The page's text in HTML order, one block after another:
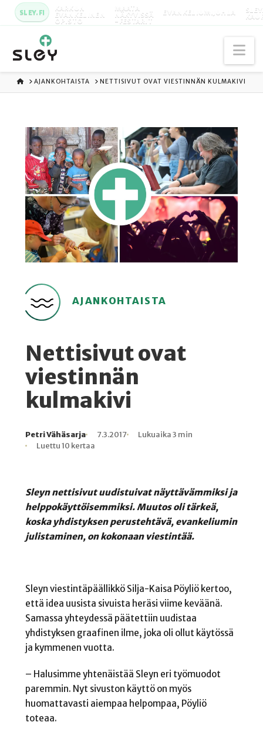
SLEY.FI KARKUN
EVANKELINEN
OPISTO
MAATA
NÄKYVISSÄ
-FESTARIT
EVANKELIUMIJUHLA
ETUSIVU
AJANKOHTAISTA NETTISIVUT OVAT VIESTINNÄN KULMAKIVI
AJANKOHTAISTA
Nettisivut ovat
viestinnän
kulmakivi
Kirjoittaja
Petri Vähäsarja
Julkaistu
7.3.2017
Lukuaika
Lukuaika 3 min
Lukukertoja
Luettu 10 kertaa
Sleyn nettisivut uudistuivat näyttävämmiksi ja
helppokäyttöisemmiksi. Muutos oli tärkeä,
koska yhdistyksen perustehtävä, evankeliumin
julistaminen, on kokonaan viestintää.
Sleyn viestintäpäällikkö Silja-Kaisa Pöyliö kertoo,
että idea uusista sivuista heräsi viime keväänä.
Samassa yhteydessä päätettiin uudistaa
yhdistyksen graafinen ilme, joka oli ollut käytössä
ja kymmenen vuotta.
– Halusimme yhtenäistää Sleyn eri työmuodot
paremmin. Nyt sivuston käyttö on myös
huomattavasti aiempaa helpompaa, Pöyliö
toteaa.